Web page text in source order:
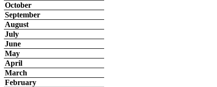
October
September
August
July
June
May
April
March
February